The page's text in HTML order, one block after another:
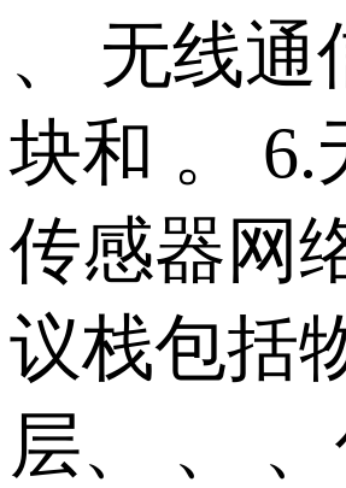
、 无线通
块和 。 6.
传感器网
议栈包括
层、 、